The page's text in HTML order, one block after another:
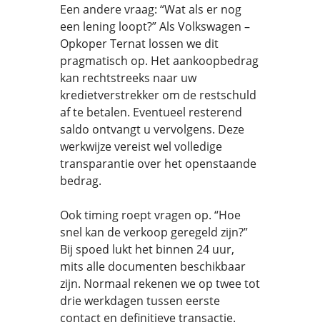
Een andere vraag: “Wat als er nog
een lening loopt?” Als Volkswagen –
Opkoper Ternat lossen we dit
pragmatisch op. Het aankoopbedrag
kan rechtstreeks naar uw
kredietverstrekker om de restschuld
af te betalen. Eventueel resterend
saldo ontvangt u vervolgens. Deze
werkwijze vereist wel volledige
transparantie over het openstaande
bedrag.
Ook timing roept vragen op. “Hoe
snel kan de verkoop geregeld zijn?”
Bij spoed lukt het binnen 24 uur,
mits alle documenten beschikbaar
zijn. Normaal rekenen we op twee tot
drie werkdagen tussen eerste
contact en definitieve transactie.